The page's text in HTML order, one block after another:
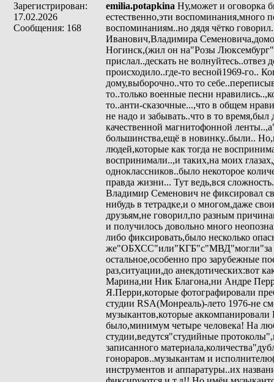
Зарегистрирован:
17.02.2026
Сообщения: 168
emilia.potapkina Ну,может и оговорка
естественно,эти
воспоминаниям..но дядя чётко
Иванович,Владимира
Ногинск,(жил он на"Розы
прислал..дескать не
происходило..где-то весной1969-го..
дому,выборочно..что то
то..только военные песни
то..анти-сказочные...,что в общем
не надо и забывать..что в то
качественной магнитофонной
большинства,ещё в новинку..были..
людей,которые как тогда не
воспринимали..,и таких,на моих
одноклассников..было некоторое
правда жизни... Тут ведь,вся
Владимир Семенович не фиксировал
нибудь в тетрадке,и о многом,даже
друзьям,не говорил,по разным
и получилось довольно много
либо фиксировать,было несколько
же"ОБХСС"или"КГБ"с"МВД"могли"за
остальное,особенно про зарубежные
раз,ситуации,до анекдотических:вот
Марина,ни Ник Благона,ни Андре
Я.Перри,которые фотографировали
студии RSA(Монреаль)-лето 1976-не
музыкантов,которые
было,минимум четыре человека! На
студии,ведутся"студийные
записанного
гонораров..музыкантам и
инструментов и аппаратуры..их